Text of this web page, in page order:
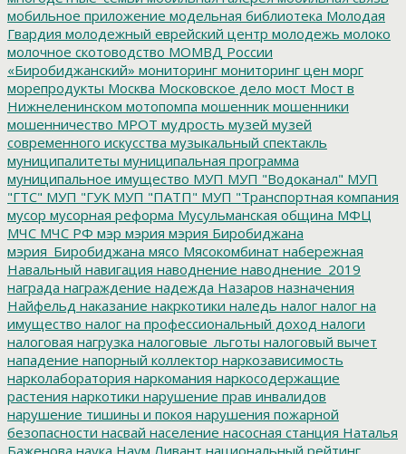
мобильное приложение модельная библиотека Молодая
Гвардия молодежный еврейский центр молодежь молоко
молочное скотоводство МОМВД России
«Биробиджанский» мониторинг мониторинг цен морг
морепродукты Москва Московское дело мост Мост в
Нижнеленинском мотопомпа мошенник мошенники
мошенничество МРОТ мудрость музей музей
современного искусства музыкальный спектакль
муниципалитеты муниципальная программа
муниципальное имущество МУП МУП "Водоканал" МУП
"ГТС" МУП "ГУК МУП "ПАТП" МУП "Транспортная компания
мусор мусорная реформа Мусульманская община МФЦ
МЧС МЧС РФ мэр мэрия мэрия Биробиджана
мэрия_Биробиджана мясо Мясокомбинат набережная
Навальный навигация наводнение наводнение_2019
награда награждение надежда Назаров назначения
Найфельд наказание накркотики наледь налог налог на
имущество налог на профессиональный доход налоги
налоговая нагрузка налоговые_льготы налоговый вычет
нападение напорный коллектор наркозависимость
нарколаборатория наркомания наркосодержащие
растения наркотики нарушение прав инвалидов
нарушение тишины и покоя нарушения пожарной
безопасности насвай население насосная станция Наталья
Баженова наука Наум Ливант национальный рейтинг